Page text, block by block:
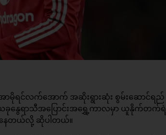
အာမိုရင်လက်အောက် အဆိုးရွားဆုံး စွမ်းဆောင်ရည်
ယခုနွေရာသီအပြောင်းအရွှေ့ကာလမှာ ယူနိုက်တက်ရဲ့
နေတယ်လို့ ဆိုပါတယ်။